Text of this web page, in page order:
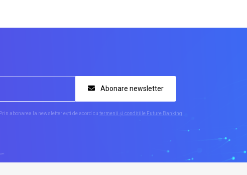
Abonare newsletter
Prin abonarea la newsletter ești de acord cu termenii și condițiile Future Banking